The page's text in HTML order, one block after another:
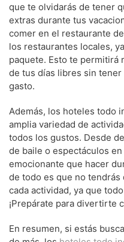
que te olvidarás de tener
extras durante tus
comer en el restaurante
los restaurantes locales,
paquete. Esto te permitirá
de tus días libres sin
gasto.
Además, los hoteles todo
amplia variedad de
todos los gustos. Desde
de baile o espectáculos
emocionante que hacer
de todo es que no
cada actividad, ya que
¡Prepárate para divertirte
En resumen, si estás